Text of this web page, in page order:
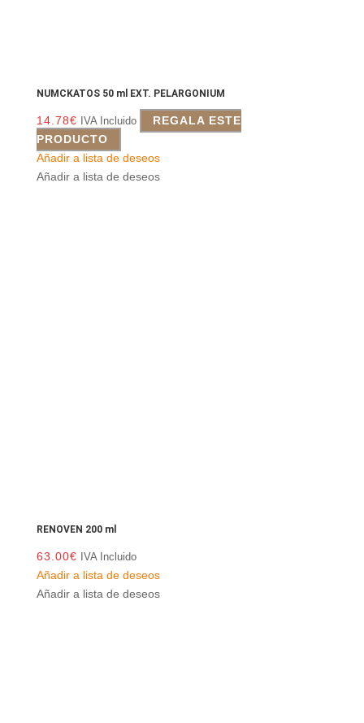
NUMCKATOS 50 ml EXT. PELARGONIUM
14.78€ IVA Incluido
REGALA ESTE
PRODUCTO
Añadir a lista de deseos
Añadir a lista de deseos
RENOVEN 200 ml
63.00€ IVA Incluido
Añadir a lista de deseos
Añadir a lista de deseos